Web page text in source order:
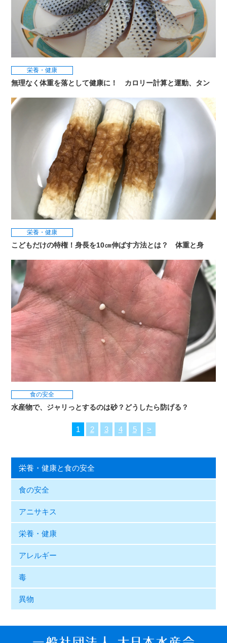
栄養・健康
無理なく体重を落として健康に！ カロリー計算と運動、タン
栄養・健康
こどもだけの特権！身長を10㎝伸ばす方法とは？ 体重と身
食の安全
水産物で、ジャリっとするのは砂？どうしたら防げる？
1 2 3 4 5 >
栄養・健康と食の安全
食の安全
アニサキス
栄養・健康
アレルギー
毒
異物